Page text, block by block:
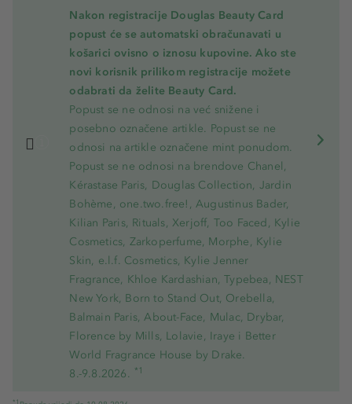
Nakon registracije Douglas Beauty Card
popust će se automatski obračunavati u
košarici ovisno o iznosu kupovine. Ako ste
novi korisnik prilikom registracije možete
odabrati da želite Beauty Card.
Popust se ne odnosi na već snižene i
posebno označene artikle. Popust se ne
odnosi na artikle označene mint ponudom.
Popust se ne odnosi na brendove Chanel,
Kérastase Paris, Douglas Collection, Jardin
Bohème, one.two.free!, Augustinus Bader,
Kilian Paris, Rituals, Xerjoff, Too Faced, Kylie
Cosmetics, Zarkoperfume, Morphe, Kylie
Skin, e.l.f. Cosmetics, Kylie Jenner
Fragrance, Khloe Kardashian, Typebea, NEST
New York, Born to Stand Out, Orebella,
Balmain Paris, About-Face, Mulac, Drybar,
Florence by Mills, Lolavie, Iraye i Better
World Fragrance House by Drake.
8.-9.8.2026. *1
*1